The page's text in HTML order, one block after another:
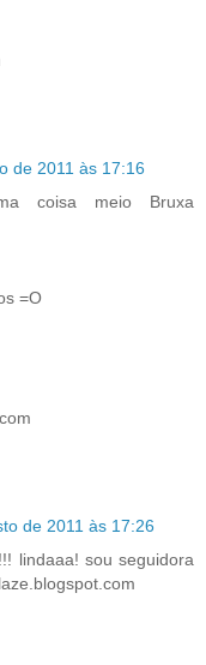
de 2011 às 17:16
coisa meio Bruxa
=O
de 2011 às 17:26
lindaaa! sou seguidora